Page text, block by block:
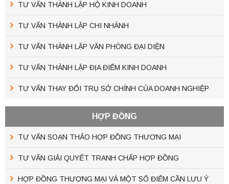
TƯ VẤN THÀNH LẬP HỘ KINH DOANH
TƯ VẤN THÀNH LẬP CHI NHÁNH
TƯ VẤN THÀNH LẬP VĂN PHÒNG ĐẠI DIỆN
TƯ VẤN THÀNH LẬP ĐỊA ĐIỂM KINH DOANH
TƯ VẤN THAY ĐỔI TRỤ SỞ CHÍNH CỦA DOANH NGHIỆP
HỢP ĐỒNG
TƯ VẤN SOẠN THẢO HỢP ĐỒNG THƯƠNG MẠI
TƯ VẤN GIẢI QUYẾT TRANH CHẤP HỢP ĐỒNG
HỢP ĐỒNG THƯƠNG MẠI VÀ MỘT SỐ ĐIỂM CẦN LƯU Ý